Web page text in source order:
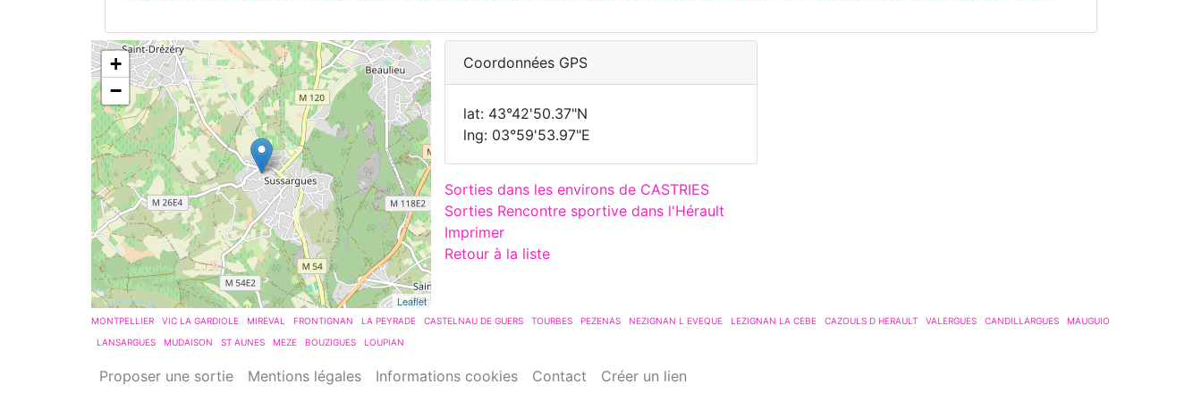
+
−
Leaflet
Coordonnées GPS
lat: 43°42'50.37"N
lng: 03°59'53.97"E
Sorties dans les environs de CASTRIES
Sorties Rencontre sportive dans l'Hérault
Imprimer
Retour à la liste
MONTPELLIER VIC LA GARDIOLE MIREVAL FRONTIGNAN LA PEYRADE CASTELNAU DE GUERS TOURBES PEZENAS NEZIGNAN L EVEQUE LEZIGNAN LA CEBE CAZOULS D HERAULT VALERGUES CANDILLARGUES
MAUGUIO
LANSARGUES
MUDAISON ST AUNES MEZE BOUZIGUES LOUPIAN
Proposer une sortie Mentions légales Informations cookies Contact Créer un lien